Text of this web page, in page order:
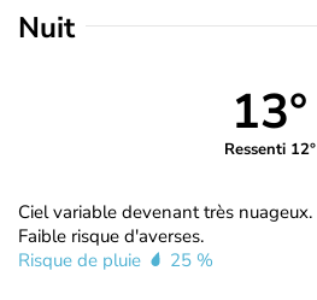
Nuit
13°
Ressenti 12°
Ciel variable devenant très nuageux.
Faible risque d'averses.
Risque de pluie
25 %